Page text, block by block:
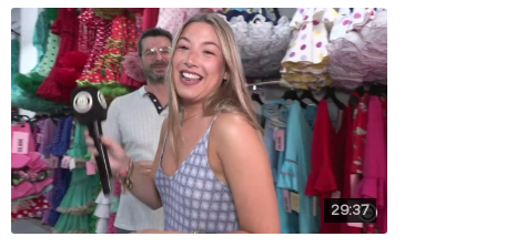
29:37